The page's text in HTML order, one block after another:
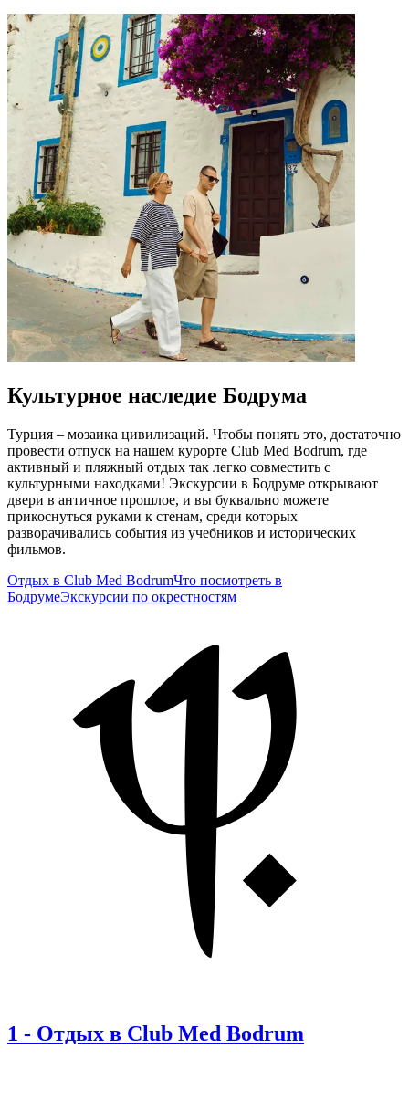
Культурное наследие Бодрума
Турция – мозаика цивилизаций. Чтобы понять это, достаточно
провести отпуск на нашем курорте Club Med Bodrum, где
активный и пляжный отдых так легко совместить с
культурными находками! Экскурсии в Бодруме открывают
двери в античное прошлое, и вы буквально можете
прикоснуться руками к стенам, среди которых
разворачивались события из учебников и исторических
фильмов.
Отдых в Club Med BodrumЧто посмотреть в
БодрумеЭкскурсии по окрестностям
1 - Отдых в Club Med Bodrum